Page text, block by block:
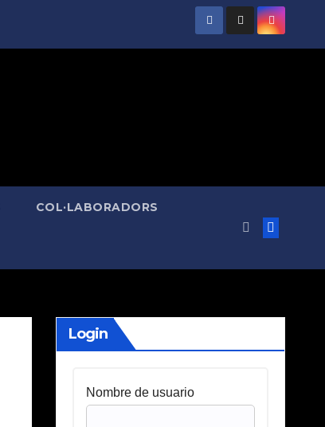
COL·LABORADORS
Login
Nombre de usuario